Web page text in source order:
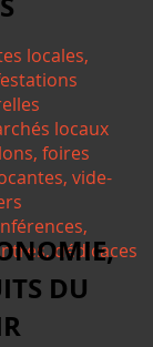
locales,
locaux
foires
vide-
dédicaces
DU